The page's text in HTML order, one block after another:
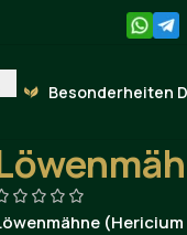
Besonderheiten